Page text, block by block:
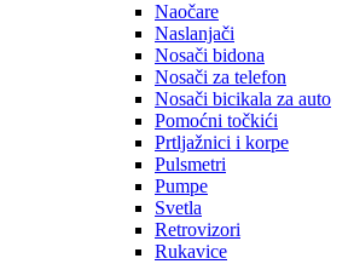
Naočare
Naslanjači
Nosači bidona
Nosači za telefon
Nosači bicikala za auto
Pomoćni točkići
Prtljažnici i korpe
Pulsmetri
Pumpe
Svetla
Retrovizori
Rukavice